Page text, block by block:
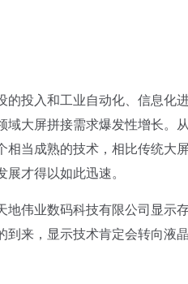
投入和工业自动化、信息化
大屏拼接需求爆发性增长。
当成熟的技术，相比传统大
才得以如此迅速。
业数码科技有限公司显示
到来，显示技术肯定会转向液